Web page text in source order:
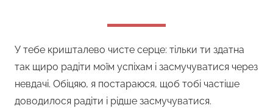
У тебе кришталево чисте серце: тільки ти здатна
так щиро радіти моїм успіхам і засмучуватися через
невдачі. Обіцяю, я постараюся, щоб тобі частіше
доводилося радіти і рідше засмучуватися.